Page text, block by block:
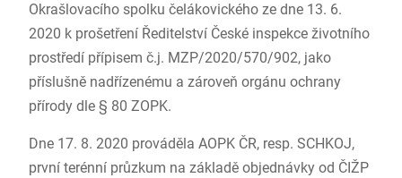
Okrašlovacího spolku čelákovického ze dne 13. 6.
2020 k prošetření Ředitelství České inspekce životního
prostředí přípisem č.j. MZP/2020/570/902, jako
příslušně nadřízenému a zároveň orgánu ochrany
přírody dle § 80 ZOPK.
Dne 17. 8. 2020 prováděla AOPK ČR, resp. SCHKOJ,
první terénní průzkum na základě objednávky od ČIŽP